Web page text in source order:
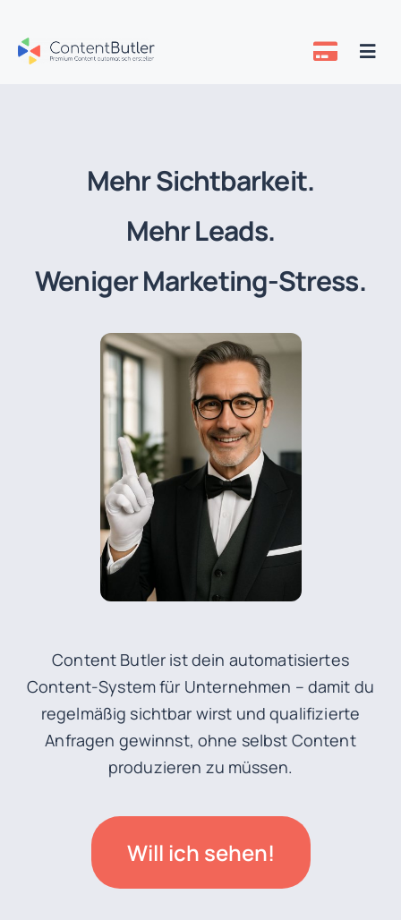
Inhalt
springen
Mehr Sichtbarkeit.
Mehr Leads.
Weniger Marketing-Stress.
Content Butler ist dein automatisiertes
Content-System für Unternehmen – damit du
regelmäßig sichtbar wirst und qualifizierte
Anfragen gewinnst, ohne selbst Content
produzieren zu müssen.
Will ich sehen!